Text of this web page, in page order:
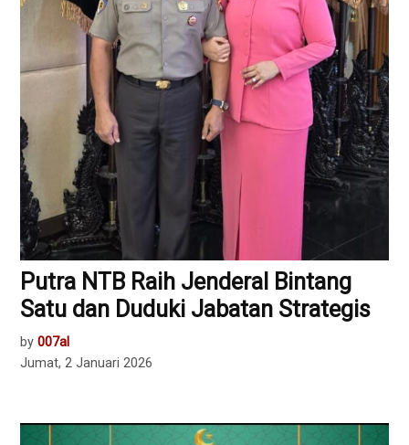
Putra NTB Raih Jenderal Bintang
Satu dan Duduki Jabatan Strategis
by 007al
Jumat, 2 Januari 2026